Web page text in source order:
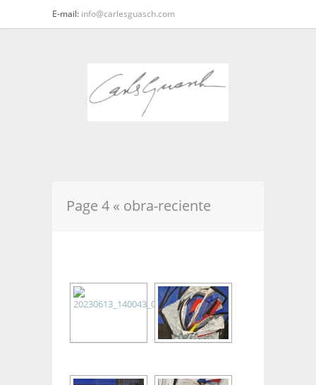
E-mail: info@carlesguasch.com
Page 4 « obra-reciente